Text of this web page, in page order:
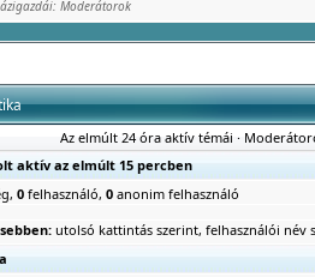
Moderátorok
Az elmúlt 24 óra aktív témái ·
aktív az elmúlt 15 percben
0felhasználó, 0anonim felhasználó
utolsó kattintás szerint, felhasználói név